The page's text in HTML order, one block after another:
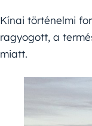
Kínai történelmi
ragyogott, a
miatt.